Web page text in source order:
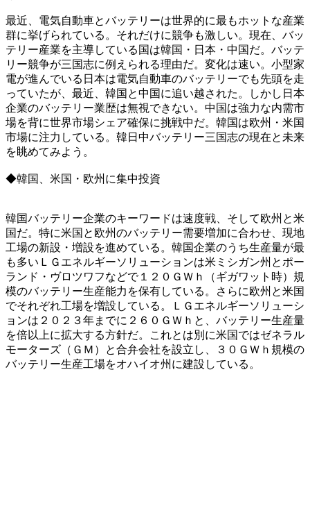
最近、電気自動車とバッテリーは世界的に最もホットな産業
群に挙げられている。それだけに競争も激しい。現在、バッ
テリー産業を主導している国は韓国・日本・中国だ。バッテ
リー競争が三国志に例えられる理由だ。変化は速い。小型家
電が進んでいる日本は電気自動車のバッテリーでも先頭を走
っていたが、最近、韓国と中国に追い越された。しかし日本
企業のバッテリー業歴は無視できない。中国は強力な内需市
場を背に世界市場シェア確保に挑戦中だ。韓国は欧州・米国
市場に注力している。韓日中バッテリー三国志の現在と未来
を眺めてみよう。
◆韓国、米国・欧州に集中投資
韓国バッテリー企業のキーワードは速度戦、そして欧州と米
国だ。特に米国と欧州のバッテリー需要増加に合わせ、現地
工場の新設・増設を進めている。韓国企業のうち生産量が最
も多いＬＧエネルギーソリューションは米ミシガン州とポー
ランド・ヴロツワフなどで１２０ＧＷｈ（ギガワット時）規
模のバッテリー生産能力を保有している。さらに欧州と米国
でそれぞれ工場を増設している。ＬＧエネルギーソリューシ
ョンは２０２３年までに２６０ＧＷｈと、バッテリー生産量
を倍以上に拡大する方針だ。これとは別に米国ではゼネラル
モーターズ（ＧＭ）と合弁会社を設立し、３０ＧＷｈ規模の
バッテリー生産工場をオハイオ州に建設している。